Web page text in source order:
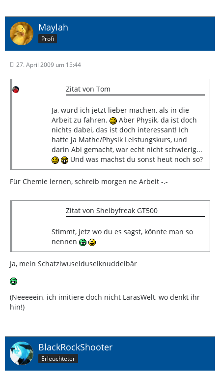
Maylah
Profi
27. April 2009 um 15:44
Zitat von Tom
Ja, würd ich jetzt lieber machen, als in die
Arbeit zu fahren.
Aber Physik, da ist doch
nichts dabei, das ist doch interessant! Ich
hatte ja Mathe/Physik Leistungskurs, und
darin Abi gemacht, war echt nicht schwierig...
Und was machst du sonst heut noch so?
Für Chemie lernen, schreib morgen ne Arbeit -.-
Zitat von Shelbyfreak GT500
Stimmt, jetz wo du es sagst, könnte man so
nennen
Ja, mein Schatziwuselduselknuddelbär
(Neeeeein, ich imitiere doch nicht LarasWelt, wo denkt ihr
hin!)
BlackRockShooter
Erleuchteter